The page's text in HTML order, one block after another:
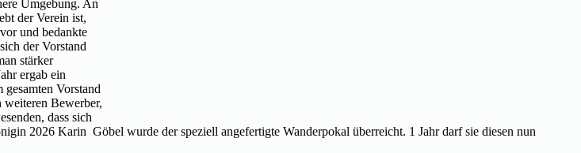
Umgebung. An
der Verein ist,
und bedankte
der Vorstand
stärker
ergab ein
Vorstand
weiteren Bewerber,
dass sich
2026 Karin Göbel wurde der speziell angefertigte Wanderpokal überreicht. 1 Jahr darf sie diesen nun